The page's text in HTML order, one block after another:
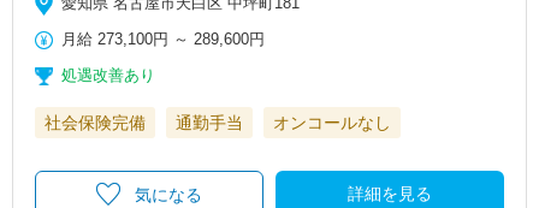
月給 273,100円 ～289,600円
処遇改善あり
社会保険完備 通勤手当 オンコールなし
詳細を見る
気になる